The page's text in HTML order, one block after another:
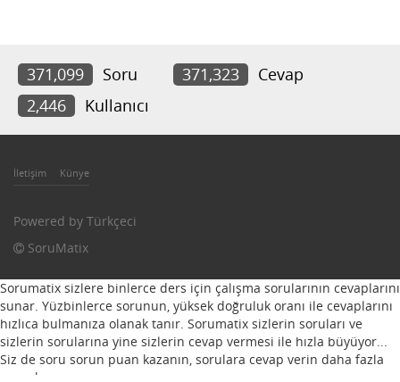
371,099 Soru 371,323
Cevap
2,446
Kullanıcı
İletişim Künye
Powered by Türkçeci
SoruMatix
Sorumatix sizlere binlerce ders için çalışma sorularının cevaplarını
sunar. Yüzbinlerce sorunun, yüksek doğruluk oranı ile cevaplarını
hızlıca bulmanıza olanak tanır. Sorumatix sizlerin soruları ve
sizlerin sorularına yine sizlerin cevap vermesi ile hızla büyüyor...
Siz de soru sorun puan kazanın, sorulara cevap verin daha fazla
puan kazanın...